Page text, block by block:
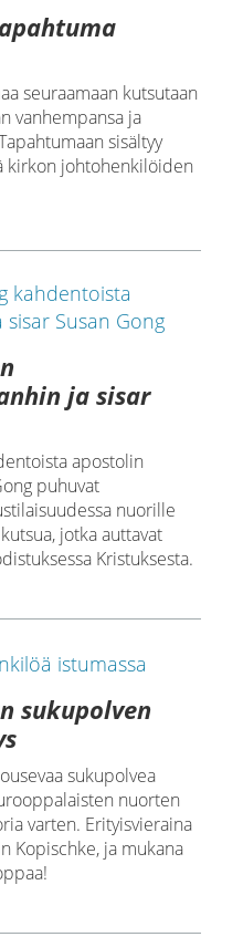
seuraamaan kutsutaan
vanhempansa ja
sisältyy
kirkon johtohenkilöiden
ja sisar
apostolin
puhuvat
nuorille
jotka auttavat
Kristuksesta.
sukupolven
sukupolvea
nuorten
varten. Erityisvieraina
Kopischke, ja mukana